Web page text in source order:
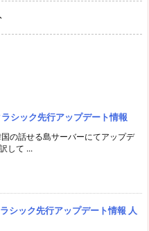
シック先行アップデート情報
の話せる島サーバーにてアップデ
して ...
シック先行アップデート情報 人